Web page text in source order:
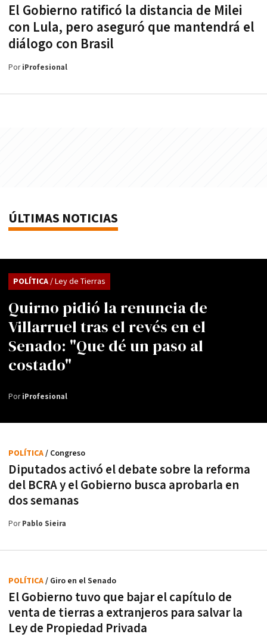
El Gobierno ratificó la distancia de Milei
con Lula, pero aseguró que mantendrá el
diálogo con Brasil
PoriProfesional
ÚLTIMAS NOTICIAS
Quirno pidió la renuncia de
Villarruel tras el revés en el
Senado: "Que dé un paso al
costado"
POLÍTICA/ Ley de Tierras
PoriProfesional
Diputados activó el debate sobre la reforma
del BCRA y el Gobierno busca aprobarla en
dos semanas
POLÍTICA/ Congreso
PorPablo Sieira
El Gobierno tuvo que bajar el capítulo de
venta de tierras a extranjeros para salvar la
Ley de Propiedad Privada
POLÍTICA/ Giro en el Senado